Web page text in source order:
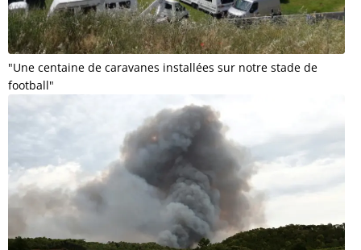
"Une centaine de caravanes installées sur notre stade de
football"